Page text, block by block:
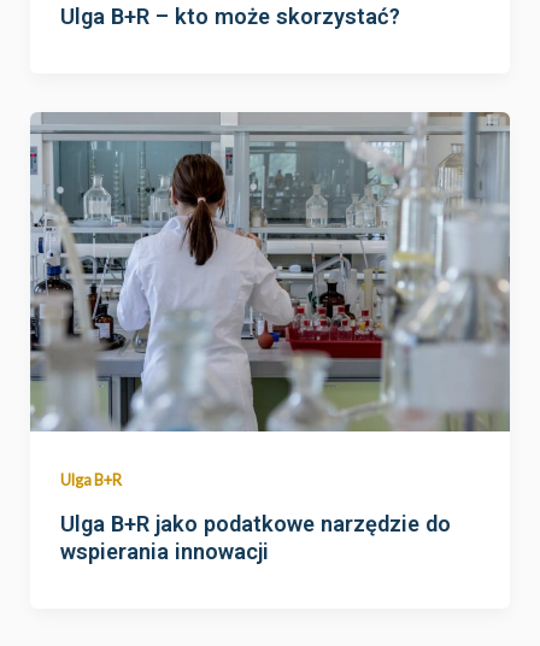
Ulga B+R – kto może skorzystać?
Ulga B+R
Ulga B+R jako podatkowe narzędzie do
wspierania innowacji